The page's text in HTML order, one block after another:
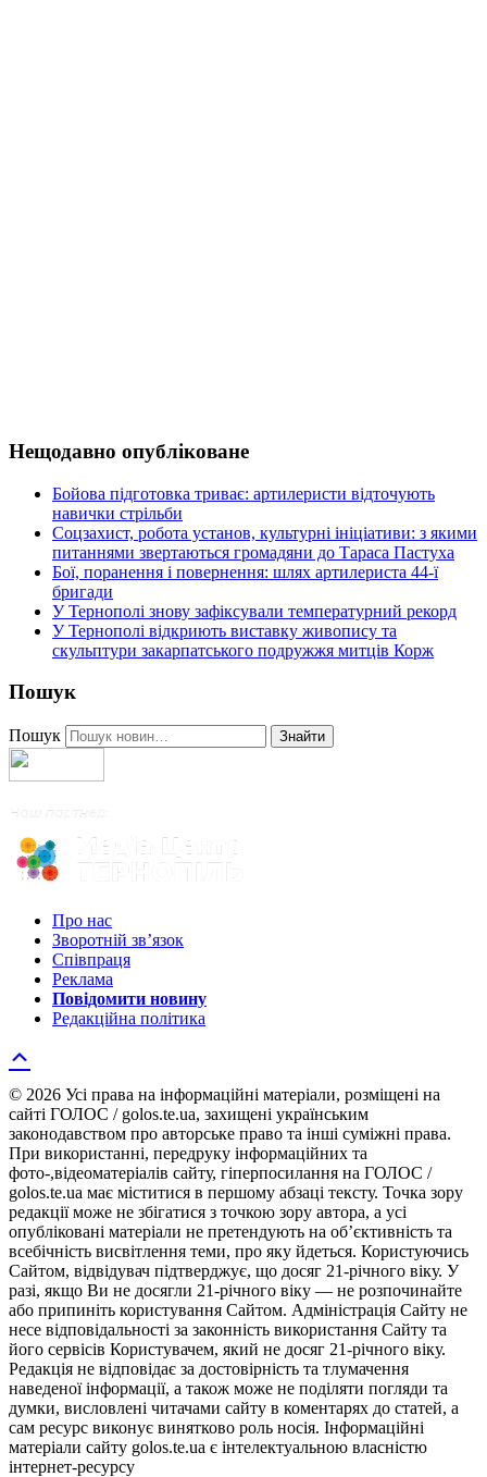
Нещодавно опубліковане
Бойова підготовка триває: артилеристи відточують
навички стрільби
Соцзахист, робота установ, культурні ініціативи: з якими
питаннями звертаються громадяни до Тараса Пастуха
Бої, поранення і повернення: шлях артилериста 44-ї
бригади
У Тернополі знову зафіксували температурний рекорд
У Тернополі відкриють виставку живопису та
скульптури закарпатського подружжя митців Корж
Пошук
Пошук Знайти
Про нас
Зворотній зв’язок
Співпраця
Реклама
Повідомити новину
Редакційна політика
© 2026 Усі права на інформаційні матеріали, розміщені на
сайті ГОЛОС / golos.te.ua, захищені українським
законодавством про авторське право та інші суміжні права.
При використанні, передруку інформаційних та
фото-,відеоматеріалів сайту, гіперпосилання на ГОЛОС /
golos.te.ua має міститися в першому абзаці тексту. Точка зору
редакції може не збігатися з точкою зору автора, а усі
опубліковані матеріали не претендують на об’єктивність та
всебічність висвітлення теми, про яку йдеться. Користуючись
Сайтом, відвідувач підтверджує, що досяг 21-річного віку. У
разі, якщо Ви не досягли 21-річного віку — не розпочинайте
або припиніть користування Сайтом. Адміністрація Сайту не
несе відповідальності за законність використання Сайту та
його сервісів Користувачем, який не досяг 21-річного віку.
Редакція не відповідає за достовірність та тлумачення
наведеної інформації, а також може не поділяти погляди та
думки, висловлені читачами сайту в коментарях до статей, а
сам ресурс виконує винятково роль носія. Інформаційні
матеріали сайту golos.te.ua є інтелектуальною власністю
інтернет-ресурсу